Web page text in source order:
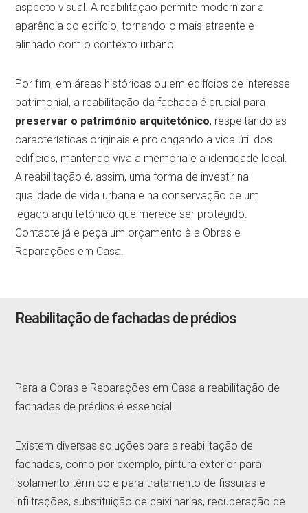
aspecto visual. A reabilitação permite modernizar a
aparência do edifício, tornando-o mais atraente e
alinhado com o contexto urbano.
Por fim, em áreas históricas ou em edifícios de interesse
patrimonial, a reabilitação da fachada é crucial para
preservar o património arquitetónico, respeitando as
características originais e prolongando a vida útil dos
edifícios, mantendo viva a memória e a identidade local.
A reabilitação é, assim, uma forma de investir na
qualidade de vida urbana e na conservação de um
legado arquitetónico que merece ser protegido.
Contacte já e peça um orçamento à a Obras e
Reparações em Casa.
Reabilitação de fachadas de prédios
Para a Obras e Reparações em Casa a reabilitação de
fachadas de prédios é essencial!
Existem diversas soluções para a reabilitação de
fachadas, como por exemplo, pintura exterior para
isolamento térmico e para tratamento de fissuras e
infiltrações, substituição de caixilharias, recuperação de